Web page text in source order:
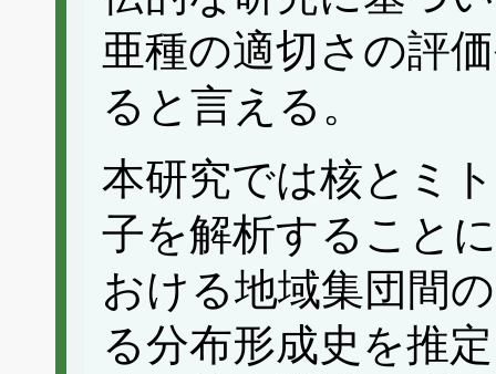
亜種の適切さの評
ると言える。
本研究では核とミ
子を解析すること
おける地域集団間
る分布形成史を推